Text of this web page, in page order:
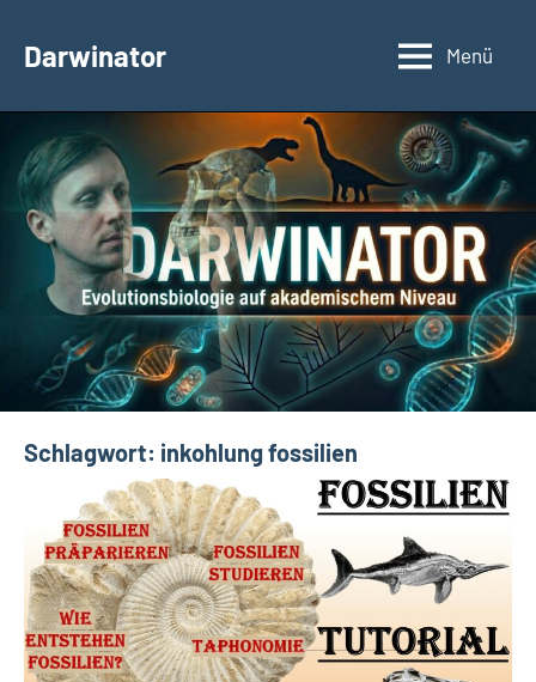
InhaltDarwinator
Evolutionsbiologie
Menü
Schlagwort: inkohlung fossilien